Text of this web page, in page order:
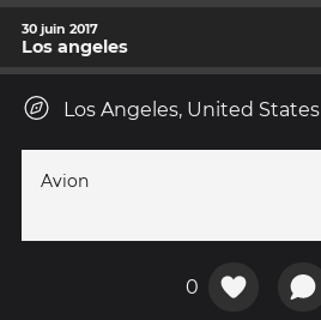
30 juin 2017
Los angeles
Los Angeles, United States
Avion
0